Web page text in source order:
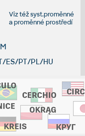
Viz téžsyst.proměnné
aproměnné prostředí
ES/PT/PL/HU